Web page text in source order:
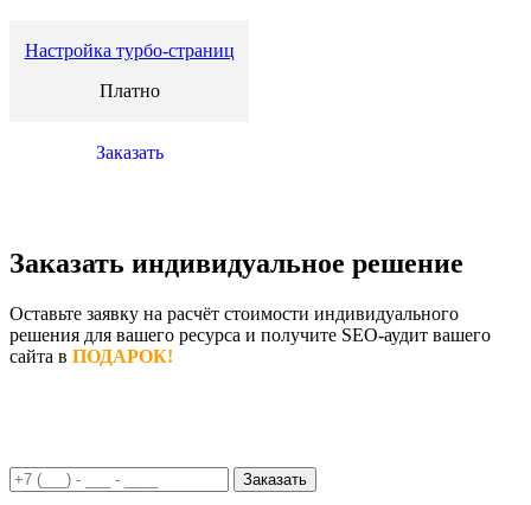
Настройка турбо-страниц
Платно
Заказать
Заказать индивидуальное решение
Оставьте заявку на расчёт стоимости индивидуального
решения для вашего ресурса и получите SEO-аудит вашего
сайта в ПОДАРОК!
Заказать